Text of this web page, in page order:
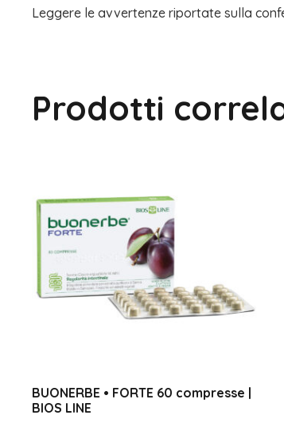
Leggere le avvertenze riportate sulla
Prodotti
BUONERBE • FORTE 60 compresse |
BIOS LINE